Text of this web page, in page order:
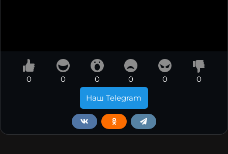
0 0 0 0 0
0
Наш Telegram